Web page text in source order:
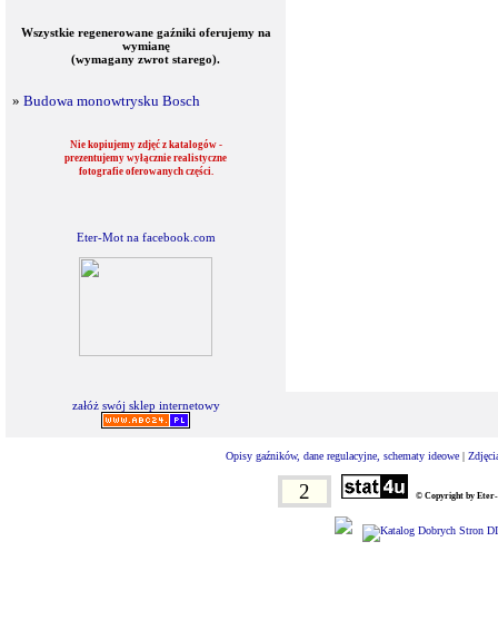
Wszystkie regenerowane gaźniki oferujemy na
wymianę
(wymagany zwrot starego).
» Budowa monowtrysku Bosch
Nie kopiujemy zdjęć z katalogów -
prezentujemy wyłącznie realistyczne
fotografie oferowanych części.
Eter-Mot na facebook.com
załóż swój sklep internetowy
Opisy gaźników, dane regulacyjne, schematy ideowe |
2 © Copyright by